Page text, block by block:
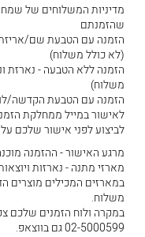
מדיניות המשלוחים של
שהזמנתם
(לא כולל משלוח)
הזמנה ללא הטבעה - נארזת
משלוח)
הזמנה עם הטבעת הקדשה/
לאישור במייל ממחלקת
לביצוע לפני אישור שלכם
מרגע האישור - ההזמנה מוכנה תוך 2 ימי עסקים. נארזת
מארזי מתנה - נארזות ויוצאות
משלוח.
במקרה ולוח הזמנים שלכם
02-5000599 גם בווצאפ.